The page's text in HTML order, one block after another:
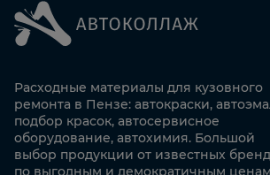
Расходные материалы для кузовного
ремонта в Пензе: автокраски,
подбор красок, автосервисное
оборудование, автохимия. Большой
выбор продукции от известных
по выгодным и демократичным